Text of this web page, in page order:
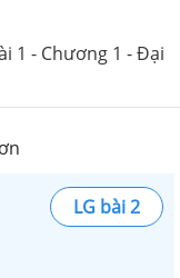
1 - Chương 1 - Đại
LG bài 2